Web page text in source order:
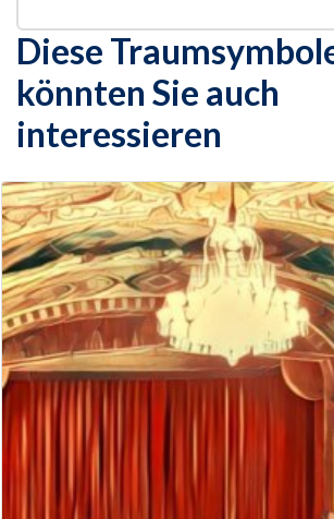
Diese
könnten Sie auch
interessieren